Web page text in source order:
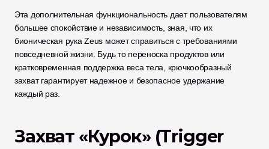
Эта дополнительная функциональность дает пользователям
большее спокойствие и независимость, зная, что их
бионическая рука Zeus может справиться с требованиями
повседневной жизни. Будь то переноска продуктов или
кратковременная поддержка веса тела, крючкообразный
захват гарантирует надежное и безопасное удержание
каждый раз.
Захват «Курок» (Trigger